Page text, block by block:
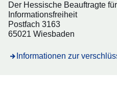
Der Hessische Beauftragte
Informationsfreiheit
Postfach 3163
65021 Wiesbaden
Informationen zur